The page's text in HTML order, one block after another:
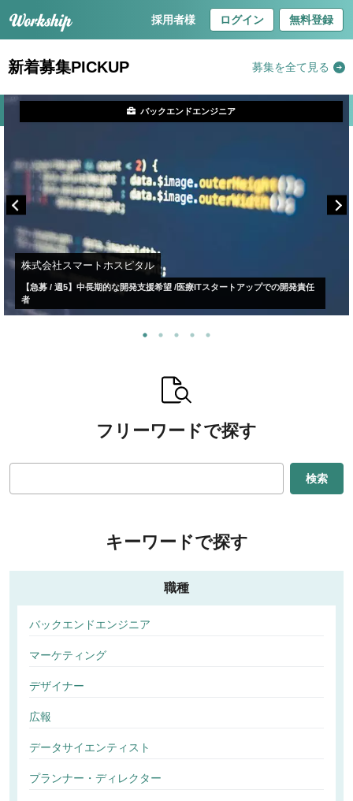
採用者様 ログイン 無料登録
新着募集PICKUP 募集を全て見る
株式会社スマートホスピタル
【急募 / 週5】中長期的な開発支援希望 /医療ITスタートアップでの開発責任
者
バックエンドエンジニア
フリーワードで探す
検索
キーワードで探す
職種
バックエンドエンジニア
マーケティング
デザイナー
広報
データサイエンティスト
プランナー・ディレクター